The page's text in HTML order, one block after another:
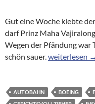
Gut eine Woche klebte
darf Prinz Maha
Wegen der Pfändung war
schön sauer.Krach um
weiterlesen →
AUTOBAHN BOEING